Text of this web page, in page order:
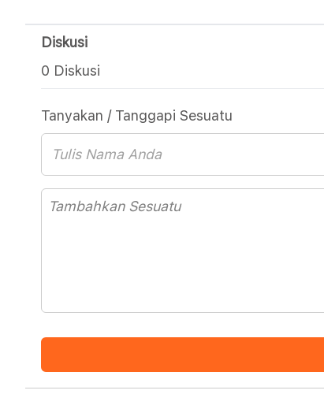
Diskusi
0 Diskusi
Tanyakan / Tanggapi Sesuatu